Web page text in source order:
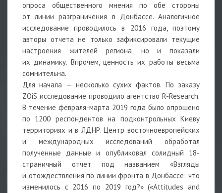
опроса общественного мнения по обе стороны
от линии разграничения в Донбассе. Аналогичное
исследование проводилось в 2016 года, поэтому
авторы отчета не только зафиксировали текущие
настроения жителей региона, но и показали
их динамику. Впрочем, ценность их работы весьма
сомнительна.
Для начала — несколько сухих фактов. По заказу
ZOiS исследование проводило агентство R-Research.
В течение февраля-марта 2019 года было опрошено
по 1200 респондентов на подконтрольных Киеву
территориях и в ЛДНР. Центр восточноевропейских
и международных исследований обработал
полученные данные и опубликовал солидный 18-
страничный отчет под названием «Взгляды
и отождествления по линии фронта в Донбассе: что
изменилось с 2016 по 2019 год?» («Attitudes and